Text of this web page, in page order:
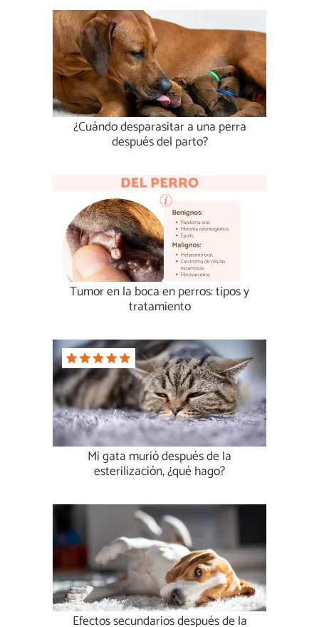
¿Cuándo desparasitar a una perra
después del parto?
Tumor en la boca en perros: tipos y
tratamiento
Mi gata murió después de la
esterilización, ¿qué hago?
Efectos secundarios después de la